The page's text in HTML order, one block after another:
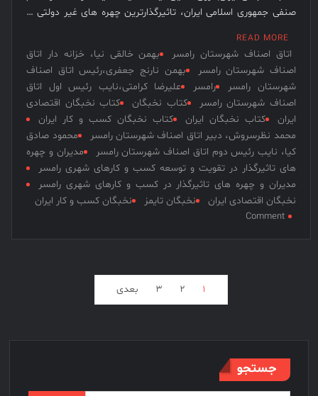
خمینی
صنفی جمهوری اسلامی ایران، تاثیرگذارترین چهره های غیر دولتی …
READ MORE
اتاق اصناف شهرستان رامسر
بهمن خالقی نیا، خزانه دار اتاق
اصناف شهرستان رامسر
بهمن نارنج جعفری،رئیس اتاق اصناف
شهرستان رامسر
رامسر
علیرضا کرامتی،نایب رئیس اول اتاق
اصناف شهرستان رامسر
کتاب نخبگان
کتاب نخبگان اقتصادی
ایران
کتاب نخبگان ایران
کتاب نخبگان کسب و کار ایران
محمد نظرسروش، دبیر اتاق اصناف شهرستان رامسر
محمود صادق
کیا، نایب رئیس دوم اتاق اصناف شهرستان رامسر
مدیران و چهره
های تاثیرگذار در تقویت و توسعه کسب و کارهای شهری رامسر
مدیران و چهره های تاثیرگذار در کسب و کارهای شهری رامسر
نخبگان اقتصادی ایران
نخبگان تایمز نخبگان کسب و کار ایران
Comment
توسعه
کسب
1
2
3 بعدی
جستجو